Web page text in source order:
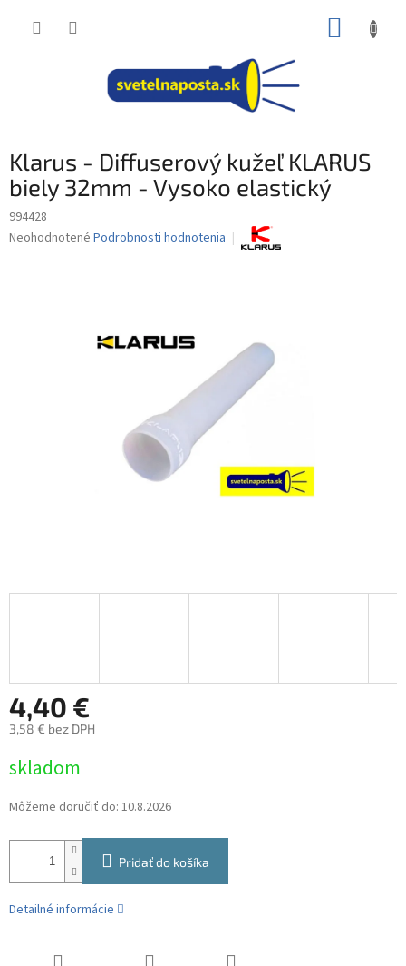
Klarus - Diffuserový kužeľ KLARUS
biely 32mm - Vysoko elastický
994428
Priemerné
Neohodnotené Podrobnosti hodnotenia
4,40 €
3,58 € bez DPH
cena:
skladom
Môžeme doručiť do: 10.8.2026
Pridať do košíka
Detailné informácie